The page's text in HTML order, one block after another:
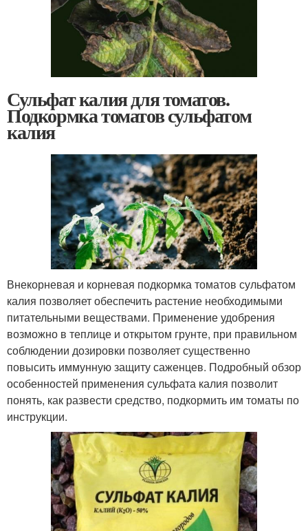
Сульфат калия для томатов.
Подкормка томатов сульфатом
калия
Внекорневая и корневая подкормка томатов сульфатом
калия позволяет обеспечить растение необходимыми
питательными веществами. Применение удобрения
возможно в теплице и открытом грунте, при правильном
соблюдении дозировки позволяет существенно
повысить иммунную защиту саженцев. Подробный обзор
особенностей применения сульфата калия позволит
понять, как развести средство, подкормить им томаты по
инструкции.